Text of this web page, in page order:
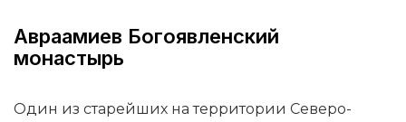
Авраамиев Богоявленский
монастырь
Один из старейших на территории Северо-